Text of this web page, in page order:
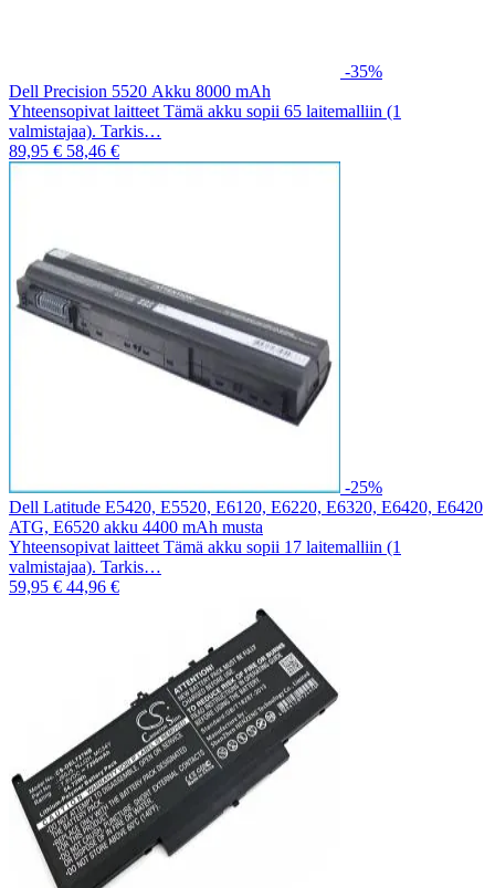
-35%
Dell Precision 5520 Akku 8000 mAh
Yhteensopivat laitteet Tämä akku sopii 65 laitemalliin (1
valmistajaa). Tarkis…
89,95 € 58,46 €
-25%
Dell Latitude E5420, E5520, E6120, E6220, E6320, E6420, E6420
ATG, E6520 akku 4400 mAh musta
Yhteensopivat laitteet Tämä akku sopii 17 laitemalliin (1
valmistajaa). Tarkis…
59,95 € 44,96 €